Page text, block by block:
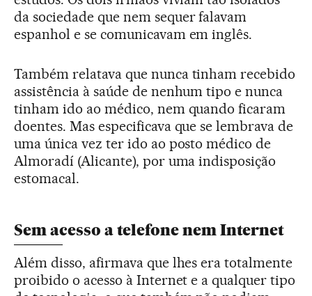
da sociedade que nem sequer falavam
espanhol e se comunicavam em inglês.
Também relatava que nunca tinham recebido
assistência à saúde de nenhum tipo e nunca
tinham ido ao médico, nem quando ficaram
doentes. Mas especificava que se lembrava de
uma única vez ter ido ao posto médico de
Almoradí (Alicante), por uma indisposição
estomacal.
Sem acesso a telefone nem Internet
Além disso, afirmava que lhes era totalmente
proibido o acesso à Internet e a qualquer tipo